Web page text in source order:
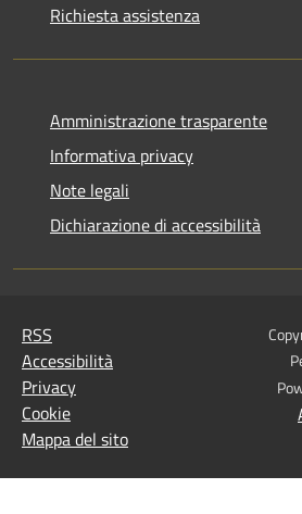
Richiesta assistenza
Amministrazione trasparente
Informativa privacy
Note legali
Dichiarazione di accessibilità
RSS
Accessibilità
Privacy
Cookie
Mappa del sito